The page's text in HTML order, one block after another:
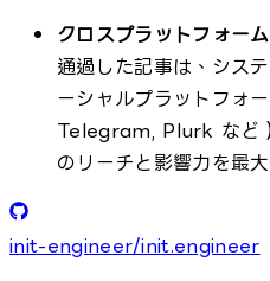
クロスプラットフォー
通過した記事は、シス
ーシャルプラットフォ
Telegram, Plurk など
のリーチと影響力を最
init-engineer/init.engineer